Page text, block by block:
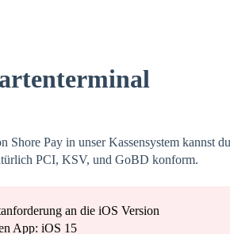
Shore Pay in unser Kassensystem kannst
PCI, KSV, und GoBD konform.
an die iOS Version
App: iOS 15